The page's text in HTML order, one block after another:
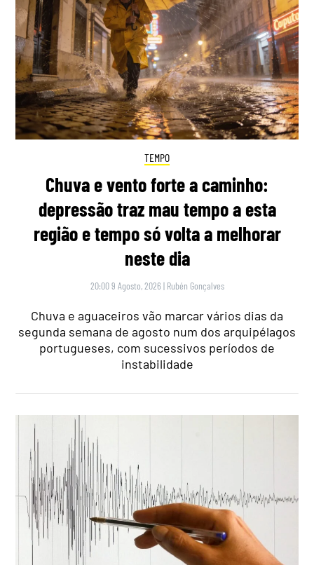
TEMPO
Chuva e vento forte a caminho:
depressão traz mau tempo a esta
região e tempo só volta a melhorar
neste dia
20:00 9 Agosto, 2026 | Rubén Gonçalves
Chuva e aguaceiros vão marcar vários dias da
segunda semana de agosto num dos arquipélagos
portugueses, com sucessivos períodos de
instabilidade